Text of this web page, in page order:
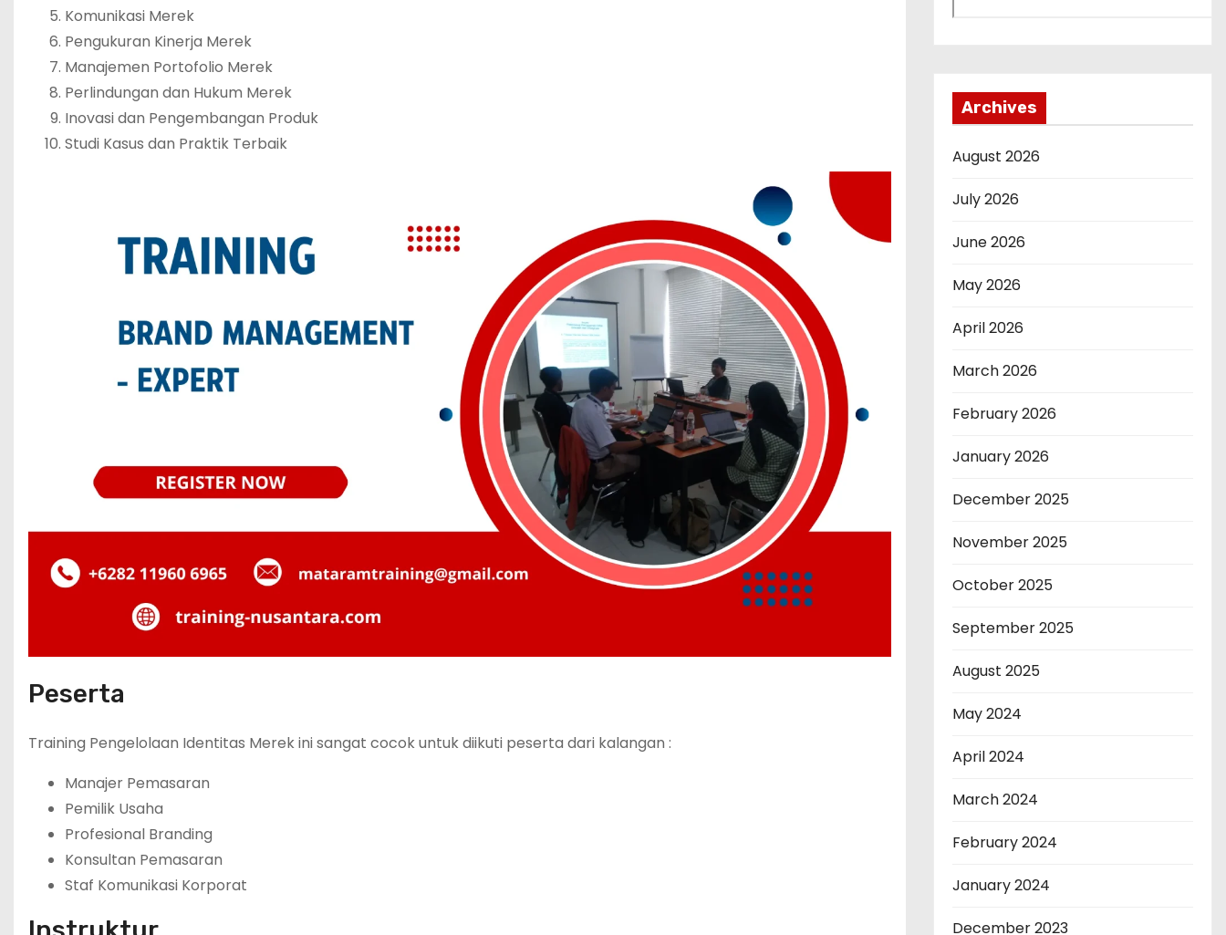
Komunikasi Merek
Pengukuran Kinerja Merek
Manajemen Portofolio Merek
Perlindungan dan Hukum Merek
Inovasi dan Pengembangan Produk
Studi Kasus dan Praktik Terbaik
Peserta
Training Pengelolaan Identitas Merek ini sangat cocok untuk diikuti peserta dari kalangan :
Manajer Pemasaran
Pemilik Usaha
Profesional Branding
Konsultan Pemasaran
Staf Komunikasi Korporat
Archives
August 2026
July 2026
June 2026
May 2026
April 2026
March 2026
February 2026
January 2026
December 2025
November 2025
October 2025
September 2025
August 2025
May 2024
April 2024
March 2024
February 2024
January 2024
December 2023